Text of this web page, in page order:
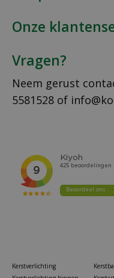
Onze
Vragen?
Neem gerust
5581528 of
Kerstverlichting